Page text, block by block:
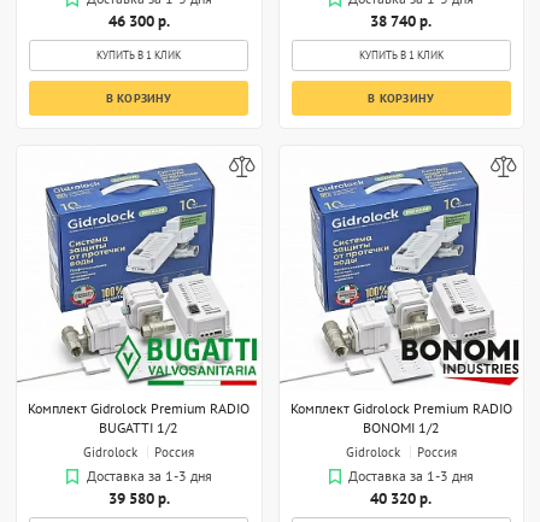
46 300 р.
КУПИТЬ В 1 КЛИК
В КОРЗИНУ
38 740 р.
КУПИТЬ В 1 КЛИК
В КОРЗИНУ
Комплект Gidrоlock Premium RADIO
BUGATTI 1/2
Gidrolock
Россия
Доставка за 1-3 дня
39 580 р.
Комплект Gidrоlock Premium RADIO
BONOMI 1/2
Gidrolock
Россия
Доставка за 1-3 дня
40 320 р.